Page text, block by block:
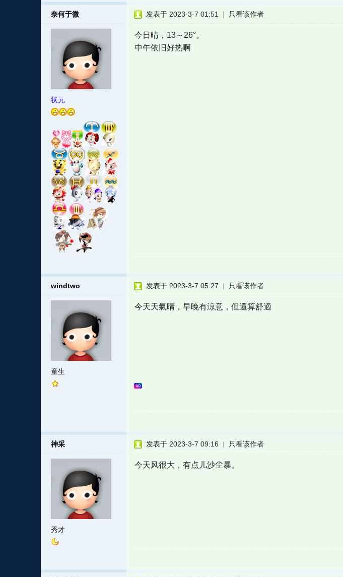
奈何于微
状元
发表于 2023-3-7 01:51 | 只看该作者
今日晴，13～26°。
中午依旧好热啊
windtwo
童生
发表于 2023-3-7 05:27 | 只看该作者
今天天氣晴，早晚有涼意，但還算舒適
神采
秀才
发表于 2023-3-7 09:16 | 只看该作者
今天风很大，有点儿沙尘暴。